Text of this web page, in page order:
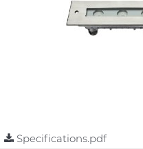
Specifications.pdf